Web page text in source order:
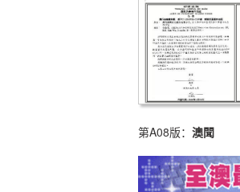
第A08版： 澳聞